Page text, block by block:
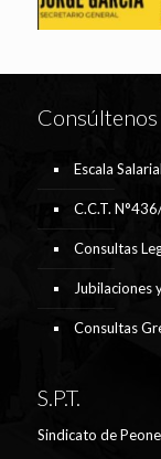
Consúltenos
Escala Salarial
C.C.T.
Consultas
Jubilaciones
Consultas
S.P.T.
Sindicato de